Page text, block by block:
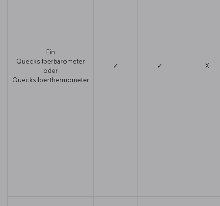
Ein
Quecksilberbarometer
oder
Quecksilberthermometer
✓ ✓ X